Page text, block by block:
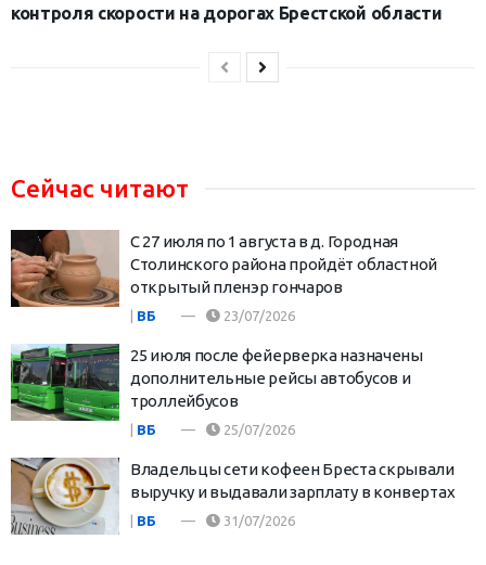
контроля скорости на дорогах Брестской области
Сейчас читают
С 27 июля по 1 августа в д. Городная
Столинского района пройдёт областной
открытый пленэр гончаров
| ВБ 23/07/2026
25 июля после фейерверка назначены
дополнительные рейсы автобусов и
троллейбусов
| ВБ 25/07/2026
Владельцы сети кофеен Бреста скрывали
выручку и выдавали зарплату в конвертах
| ВБ 31/07/2026